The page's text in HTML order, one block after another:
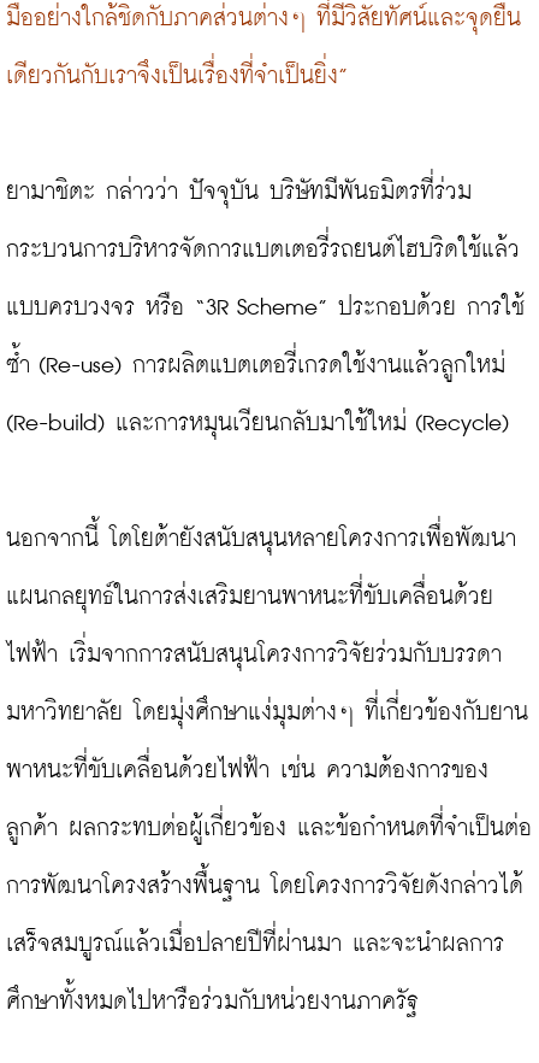
มืออย่างใกล้ชิดกับภาคส่วนต่างๆ ที่มีวิสัยทัศน์และจุดยืน
เดียวกันกับเราจึงเป็นเรื่องที่จำเป็นยิ่ง”
ยามาชิตะ กล่าวว่า ปัจจุบัน บริษัทมีพันธมิตรที่ร่วม
กระบวนการบริหารจัดการแบตเตอรี่รถยนต์ไฮบริดใช้แล้ว
แบบครบวงจร หรือ “3R Scheme” ประกอบด้วย การใช้
ซ้ำ (Re-use) การผลิตแบตเตอรี่เกรดใช้งานแล้วลูกใหม่
(Re-build) และการหมุนเวียนกลับมาใช้ใหม่ (Recycle)
นอกจากนี้ โตโยต้ายังสนับสนุนหลายโครงการเพื่อพัฒนา
แผนกลยุทธ์ในการส่งเสริมยานพาหนะที่ขับเคลื่อนด้วย
ไฟฟ้า เริ่มจากการสนับสนุนโครงการวิจัยร่วมกับบรรดา
มหาวิทยาลัย โดยมุ่งศึกษาแง่มุมต่างๆ ที่เกี่ยวข้องกับยาน
พาหนะที่ขับเคลื่อนด้วยไฟฟ้า เช่น ความต้องการของ
ลูกค้า ผลกระทบต่อผู้เกี่ยวข้อง และข้อกำหนดที่จำเป็นต่อ
การพัฒนาโครงสร้างพื้นฐาน โดยโครงการวิจัยดังกล่าวได้
เสร็จสมบูรณ์แล้วเมื่อปลายปีที่ผ่านมา และจะนำผลการ
ศึกษาทั้งหมดไปหารือร่วมกับหน่วยงานภาครัฐ